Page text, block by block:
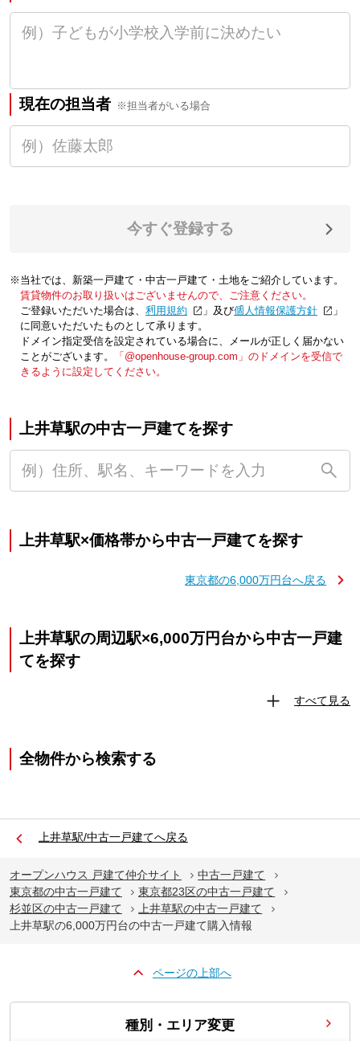
現在の担当者 ※担当者がいる場合
今すぐ登録する
※当社では、新築一戸建て・中古一戸建て・土地をご紹介しています。
賃貸物件のお取り扱いはございませんので、ご注意ください。
ご登録いただいた場合は、「利用規約 」及び「個人情報保護方針
」
に同意いただいたものとして承ります。
ドメイン指定受信を設定されている場合に、メールが正しく届かない
ことがございます。
「@openhouse-group.com」のドメインを受信で
きるように設定してください。
上井草駅の中古一戸建てを探す
上井草駅×価格帯から中古一戸建てを探す
東京都の6,000万円台へ戻る
上井草駅の周辺駅×6,000万円台から中古一戸建
てを探す
すべて見る
全物件から検索する
上井草駅/中古一戸建てへ戻る
オープンハウス 戸建て仲介サイト
中古一戸建て
東京都の中古一戸建て
東京都23区の中古一戸建て
杉並区の中古一戸建て
上井草駅の中古一戸建て
上井草駅の6,000万円台の中古一戸建て購入情報
ページの上部へ
種別・エリア変更